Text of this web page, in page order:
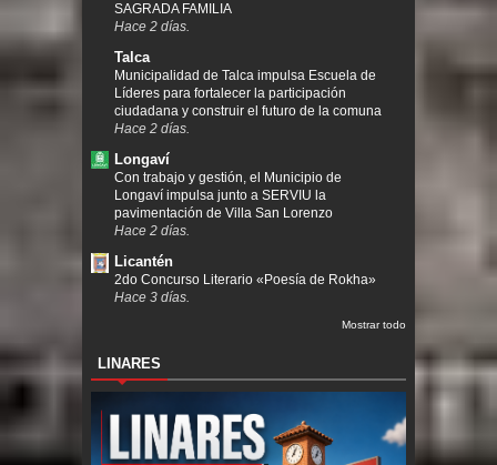
SAGRADA FAMILIA
Hace 2 días.
Talca
Municipalidad de Talca impulsa Escuela de
Líderes para fortalecer la participación
ciudadana y construir el futuro de la comuna
Hace 2 días.
Longaví
Con trabajo y gestión, el Municipio de
Longaví impulsa junto a SERVIU la
pavimentación de Villa San Lorenzo
Hace 2 días.
Licantén
2do Concurso Literario «Poesía de Rokha»
Hace 3 días.
Mostrar todo
LINARES